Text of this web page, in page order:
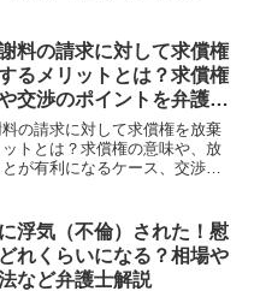
しょう。
料の請求に対して求償権
るメリットとは？求償権
交渉のポイントを弁護士
の請求に対して求償権を放棄
トとは？求償権の意味や、放
が有利になるケース、交渉の
対応方法や交渉の進め方を紹
解消し、最適な解決策を知り
見です。
浮気（不倫）された！慰
れくらいになる？相場や
など弁護士解説